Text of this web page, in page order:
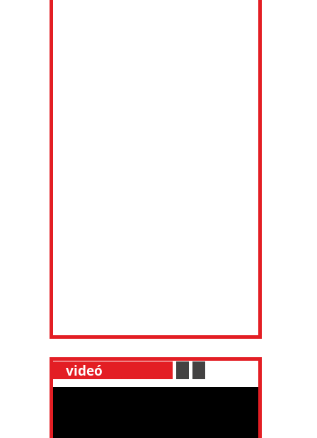
videó